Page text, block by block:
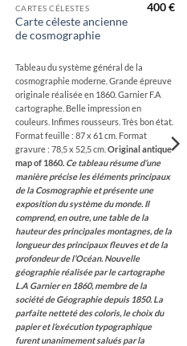
CARTES CÉLESTES
Carte céleste ancienne
de cosmographie
400€
Tableau du système général de la
cosmographie moderne. Grande épreuve
originale réalisée en 1860. Garnier F.A
cartographe. Belle impression en
couleurs. Infimes rousseurs. Très bon état.
Format feuille : 87 x 61 cm. Format
gravure : 78,5 x 52,5 cm. Original antique
map of 1860. Ce tableau résume d’une
manière précise les éléments principaux
de la Cosmographie et présente une
exposition du système du monde. Il
comprend, en outre, une table de la
hauteur des principales montagnes, de la
longueur des principaux fleuves et de la
profondeur de l’Océan. Nouvelle
géographie réalisée par le cartographe
L.A Garnier en 1860, membre de la
société de Géographie depuis 1850. La
parfaite netteté des coloris, le choix du
papier et l’exécution typographique
furent unanimement salués par la